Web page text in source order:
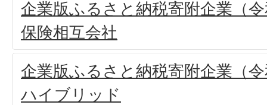
企業版ふるさと納税寄附企業（
保険相互会社
企業版ふるさと納税寄附企業（
ハイブリッド